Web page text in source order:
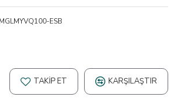
ESB
TAKIP ET KARŞILAŞTIR